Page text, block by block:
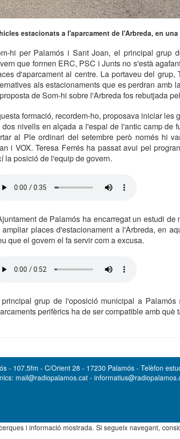
estacionats a l'aparcament de l'Arbreda, en
hi per Palamós i Sant Joan, el principal grup
que formen ERC, PSC i Junts no s'està
d'aparcament al centre. La portaveu del
als estacionaments que es perdran amb
de Som-hi sobre l'Arbreda fos rebutjada
formació, recordem-ho, proposava iniciar les
dos nivells en alçada a l'espai de l'antic camp de
al Ple ordinari del setembre però només hi
i VOX. Teresa Ferrés ha passat avui pel
la posició de l'equip de govern.
de Palamós ha encarregat un estudi
ampliar places d'estacionament a l'Arbreda, en
que el govern el fa servir com a excusa.
grup de l'oposició municipal a
perifèrics ha de ser compatible amb què
- 107.5fm - C/Orient 28 - 17230 Palamós - Telèfon
mail@radiopalamos.cat -
i informació mostrada. Si segueix navegant,